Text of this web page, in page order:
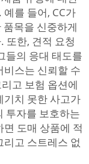
를 들어, CC가
목을 신중하게
또한, 견적 요청
들의 응대 태도를
스는 신뢰할 수
고 보험 옵션에
기치 못한 사고가
투자를 보호하는
도매 상품에 적
리고 스트레스 없